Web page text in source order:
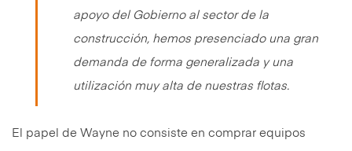
apoyo del Gobierno al sector de la
construcción, hemos presenciado una gran
demanda de forma generalizada y una
utilización muy alta de nuestras flotas.
El papel de Wayne no consiste en comprar equipos